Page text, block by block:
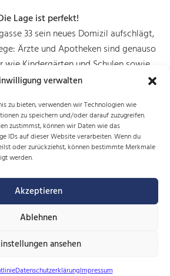
verwalten
zu bieten, verwenden wir Technologien wie
zu speichern und/oder darauf zuzugreifen.
zustimmst, können wir Daten wie das
IDs auf dieser Website verarbeiten. Wenn du
oder zurückziehst, können bestimmte Merkmale
werden.
Akzeptieren
Ablehnen
ansehen
DatenschutzerklärungImpressum
Lage ist perfekt!
33 sein neues Domizil aufschlägt,
Ärzte und Apotheken sind genauso
wie Kindergärten und Schulen sowie
Bus und Straßenbahn sind
Typ B (2-Zimmer-Wohnung)
Typ C (3-Zimmer-Wohnung)
Typ D (4-Zimmer-Wohnung)
Maisonette Typ C (3-Zimmer-
Wohnung)
Maisonette Typ D (4-Zimmer-